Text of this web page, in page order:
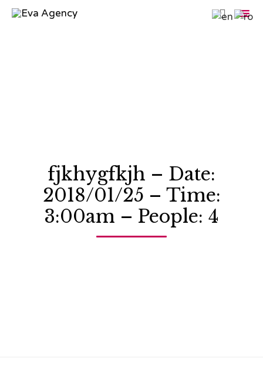

fjkhygfkjh – Date:
2018/01/25 – Time:
3:00am – People: 4